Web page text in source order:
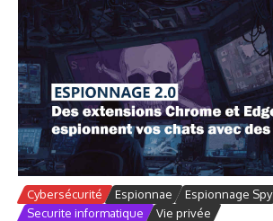
Cybersécurité Espionnae Espionnage Spy
Securite informatique
Vie privée